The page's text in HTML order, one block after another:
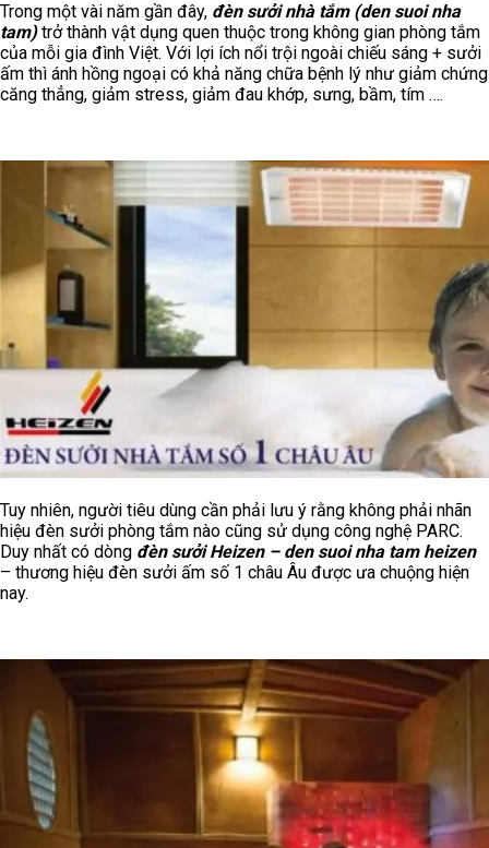
Trong một vài năm gần đây, đèn sưởi nhà tắm (den suoi nha
tam) trở thành vật dụng quen thuộc trong không gian phòng tắm
của mỗi gia đình Việt. Với lợi ích nổi trội ngoài chiếu sáng + sưởi
ấm thì ánh hồng ngoại có khả năng chữa bệnh lý như giảm chứng
căng thẳng, giảm stress, giảm đau khớp, sưng, bầm, tím ….
Tuy nhiên, người tiêu dùng cần phải lưu ý rằng không phải nhãn
hiệu đèn sưởi phòng tắm nào cũng sử dụng công nghệ PARC.
Duy nhất có dòng đèn sưởi Heizen – den suoi nha tam heizen
– thương hiệu đèn sưởi ấm số 1 châu Âu được ưa chuộng hiện
nay.